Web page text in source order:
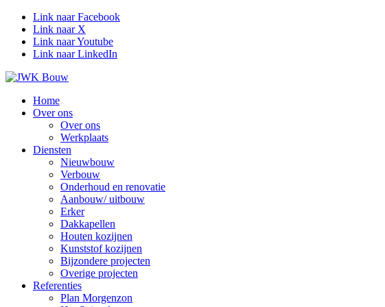
Link naar Facebook
Link naar X
Link naar Youtube
Link naar LinkedIn
Home
Over ons
Over ons
Werkplaats
Diensten
Nieuwbouw
Verbouw
Onderhoud en renovatie
Aanbouw/ uitbouw
Erker
Dakkapellen
Houten kozijnen
Kunststof kozijnen
Bijzondere projecten
Overige projecten
Referenties
Plan Morgenzon